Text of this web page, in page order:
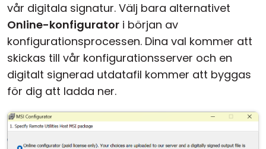
vår digitala signatur. Välj bara alternativet
Online-konfigurator i början av
konfigurationsprocessen. Dina val kommer att
skickas till vår konfigurationsserver och en
digitalt signerad utdatafil kommer att byggas
för dig att ladda ner.